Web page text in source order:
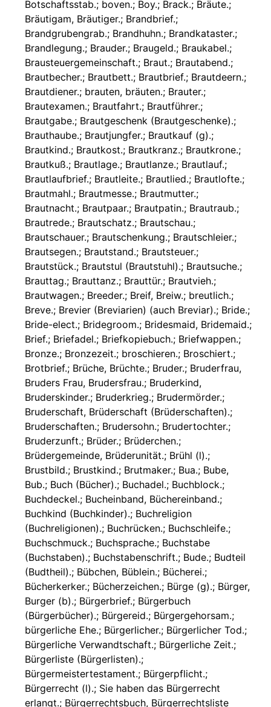
Botschaftsstab.; boven.; Boy.; Brack.; Bräute.;
Bräutigam, Bräutiger.; Brandbrief.;
Brandgrubengrab.; Brandhuhn.; Brandkataster.;
Brandlegung.; Brauder.; Braugeld.; Braukabel.;
Brausteuergemeinschaft.; Braut.; Brautabend.;
Brautbecher.; Brautbett.; Brautbrief.; Brautdeern.;
Brautdiener.; brauten, bräuten.; Brauter.;
Brautexamen.; Brautfahrt.; Brautführer.;
Brautgabe.; Brautgeschenk (Brautgeschenke).;
Brauthaube.; Brautjungfer.; Brautkauf (g).;
Brautkind.; Brautkost.; Brautkranz.; Brautkrone.;
Brautkuß.; Brautlage.; Brautlanze.; Brautlauf.;
Brautlaufbrief.; Brautleite.; Brautlied.; Brautlofte.;
Brautmahl.; Brautmesse.; Brautmutter.;
Brautnacht.; Brautpaar.; Brautpatin.; Brautraub.;
Brautrede.; Brautschatz.; Brautschau.;
Brautschauer.; Brautschenkung.; Brautschleier.;
Brautsegen.; Brautstand.; Brautsteuer.;
Brautstück.; Brautstul (Brautstuhl).; Brautsuche.;
Brauttag.; Brauttanz.; Brauttür.; Brautvieh.;
Brautwagen.; Breeder.; Breif, Breiw.; breutlich.;
Breve.; Brevier (Breviarien) (auch Breviar).; Bride.;
Bride-elect.; Bridegroom.; Bridesmaid, Bridemaid.;
Brief.; Briefadel.; Briefkopiebuch.; Briefwappen.;
Bronze.; Bronzezeit.; broschieren.; Broschiert.;
Brotbrief.; Brüche, Brüchte.; Bruder.; Bruderfrau,
Bruders Frau, Brudersfrau.; Bruderkind,
Bruderskinder.; Bruderkrieg.; Brudermörder.;
Bruderschaft, Brüderschaft (Brüderschaften).;
Bruderschaften.; Brudersohn.; Brudertochter.;
Bruderzunft.; Brüder.; Brüderchen.;
Brüdergemeinde, Brüderunität.; Brühl (l).;
Brustbild.; Brustkind.; Brutmaker.; Bua.; Bube,
Bub.; Buch (Bücher).; Buchadel.; Buchblock.;
Buchdeckel.; Bucheinband, Büchereinband.;
Buchkind (Buchkinder).; Buchreligion
(Buchreligionen).; Buchrücken.; Buchschleife.;
Buchschmuck.; Buchsprache.; Buchstabe
(Buchstaben).; Buchstabenschrift.; Bude.; Budteil
(Budtheil).; Bübchen, Büblein.; Bücherei.;
Bücherkerker.; Bücherzeichen.; Bürge (g).; Bürger,
Burger (b).; Bürgerbrief.; Bürgerbuch
(Bürgerbücher).; Bürgereid.; Bürgergehorsam.;
bürgerliche Ehe.; Bürgerlicher.; Bürgerlicher Tod.;
Bürgerliche Verwandtschaft.; Bürgerliche Zeit.;
Bürgerliste (Bürgerlisten).;
Bürgermeistertestament.; Bürgerpflicht.;
Bürgerrecht (l).; Sie haben das Bürgerrecht
erlangt.; Bürgerrechtsbuch, Bürgerrechtsliste